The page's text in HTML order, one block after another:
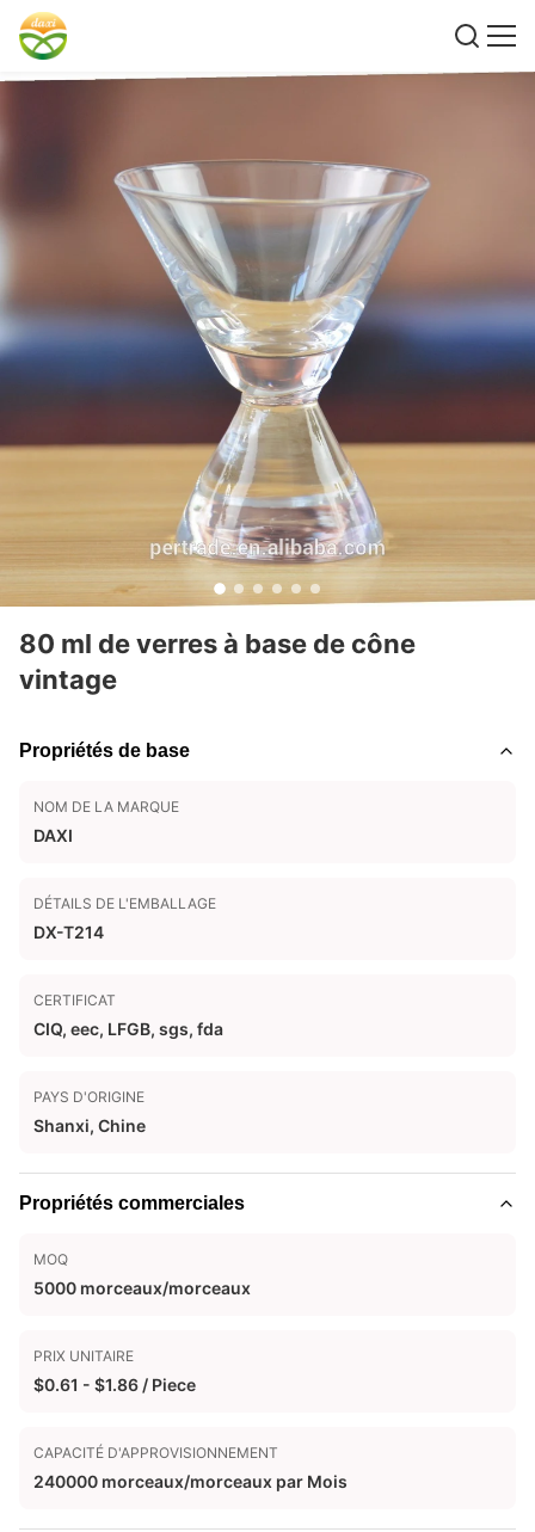
80 ml de verres à base de cône
vintage
Propriétés de base
NOM DE LA MARQUE
DAXI
DÉTAILS DE L'EMBALLAGE
DX-T214
CERTIFICAT
CIQ, eec, LFGB, sgs, fda
PAYS D'ORIGINE
Shanxi, Chine
Propriétés commerciales
MOQ
5000 morceaux/morceaux
PRIX UNITAIRE
$0.61 - $1.86 / Piece
CAPACITÉ D'APPROVISIONNEMENT
240000 morceaux/morceaux par Mois